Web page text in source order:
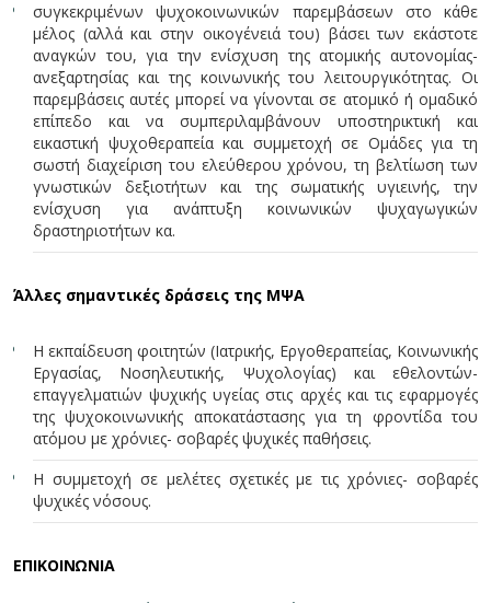
συγκεκριμένων ψυχοκοινωνικών παρεμβάσεων στο κάθε
μέλος (αλλά και στην οικογένειά του) βάσει των εκάστοτε
αναγκών του, για την ενίσχυση της ατομικής αυτονομίας-
ανεξαρτησίας και της κοινωνικής του λειτουργικότητας. Οι
παρεμβάσεις αυτές μπορεί να γίνονται σε ατομικό ή ομαδικό
επίπεδο και να συμπεριλαμβάνουν υποστηρικτική και
εικαστική ψυχοθεραπεία και συμμετοχή σε Ομάδες για τη
σωστή διαχείριση του ελεύθερου χρόνου, τη βελτίωση των
γνωστικών δεξιοτήτων και της σωματικής υγιεινής, την
ενίσχυση για ανάπτυξη κοινωνικών ψυχαγωγικών
δραστηριοτήτων κα.
Άλλες σημαντικές δράσεις της ΜΨΑ
Η εκπαίδευση φοιτητών (Ιατρικής, Εργοθεραπείας, Κοινωνικής
Εργασίας, Νοσηλευτικής, Ψυχολογίας) και εθελοντών-
επαγγελματιών ψυχικής υγείας στις αρχές και τις εφαρμογές
της ψυχοκοινωνικής αποκατάστασης για τη φροντίδα του
ατόμου με χρόνιες- σοβαρές ψυχικές παθήσεις.
Η συμμετοχή σε μελέτες σχετικές με τις χρόνιες- σοβαρές
ψυχικές νόσους.
ΕΠΙΚΟΙΝΩΝΙΑ